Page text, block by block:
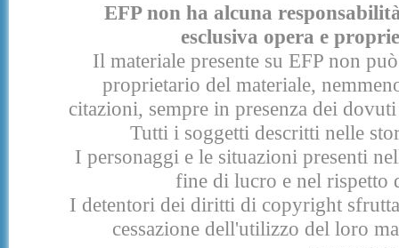
EFP non ha alcuna
esclusiva opera e
Il materiale presente su EFP non
proprietario del materiale,
citazioni, sempre in presenza dei
Tutti i soggetti descritti nelle
I personaggi e le situazioni presenti
fine di lucro e nel rispetto
I detentori dei diritti di copyright
cessazione dell'utilizzo del loro